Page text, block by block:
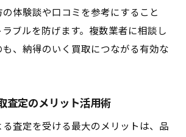
体験談や口コミを参考にすること
ブルを防げます。複数業者に相談し
、納得のいく買取につながる有効な
査定のメリット活用術
る査定を受ける最大のメリットは、品